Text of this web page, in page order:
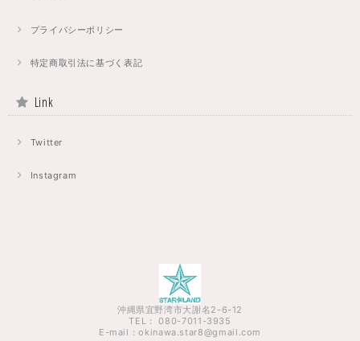
プライバシーポリシー
特定商取引法に基づく表記
Link
Twitter
Instagram
沖縄県宜野湾市大謝名2-6-12
TEL： 080-7011-3935
E-mail：okinawa.star8@gmail.com